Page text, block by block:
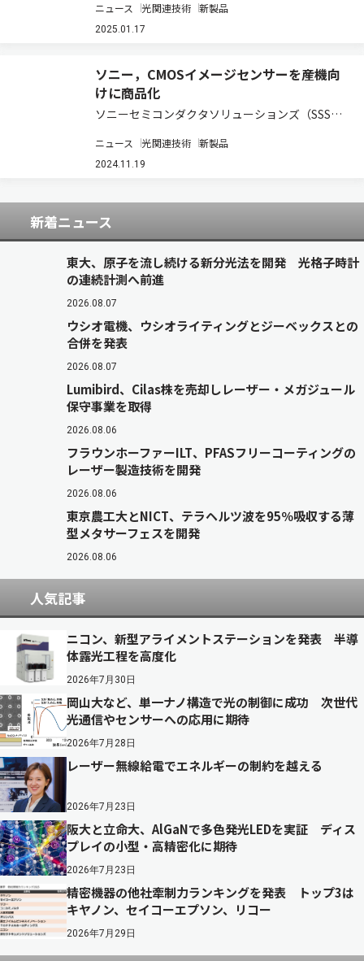
RF3-6x可変倍率レンズ プリズムタイプ」を発売
すると発表した（ニュースリリース）。 カメラレ
ニュース 光関連技術 新製品
2025.01.17
ソニー，CMOSイメージセンサーを産機向
けに商品化
ソニーセミコンダクタソリューションズ（SSS）
効約2,455万画素の多画素を両立する，裏面照射
型画素構造のグローバルシャッター機能を搭載し
ニュース 光関連技術 新製品
2024.11.19
新着ニュース
東大、原子を流し続ける新分光法を開発 光格子時計
の連続計測へ前進
2026.08.07
ウシオ電機、ウシオライティングとジーベックスとの
合併を発表
2026.08.07
Lumibird、Cilas株を売却しレーザー・メガジュール
保守事業を取得
2026.08.06
フラウンホーファーILT、PFASフリーコーティングの
レーザー製造技術を開発
2026.08.06
東京農工大とNICT、テラヘルツ波を95％吸収する薄
型メタサーフェスを開発
2026.08.06
人気記事
ニコン、新型アライメントステーションを発表 半導
体露光工程を高度化
2026年7月30日
岡山大など、単一ナノ構造で光の制御に成功 次世代
光通信やセンサーへの応用に期待
2026年7月28日
レーザー無線給電でエネルギーの制約を越える
2026年7月23日
阪大と立命大、AlGaNで多色発光LEDを実証 ディス
プレイの小型・高精密化に期待
2026年7月23日
精密機器の他社牽制力ランキングを発表 トップ3は
キヤノン、セイコーエプソン、リコー
2026年7月29日